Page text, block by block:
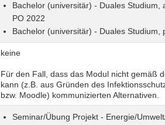
Bachelor (universitär) - Duales
PO 2022
Bachelor (universitär) - Duales
keine
Für den Fall, dass das Modul nicht gemäß
kann (z.B. aus Gründen des
bzw. Moodle) kommunizierten Alternativen.
Seminar/Übung Projekt - Energie/